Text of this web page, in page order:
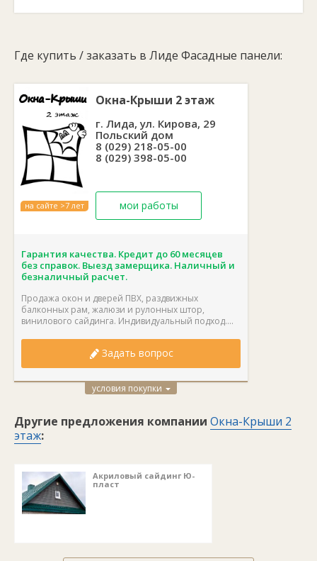
Где купить / заказать в Лиде Фасадные панели:
на сайте >7 лет
Окна-Крыши 2 этаж
г. Лида, ул. Кирова, 29
Польский дом
8 (029) 218-05-00
8 (029) 398-05-00
мои работы
Гарантия качества. Кредит до 60 месяцев
без справок. Выезд замерщика. Наличный и
безналичный расчет.
Продажа окон и дверей ПВХ, раздвижных
балконных рам, жалюзи и рулонных штор,
винилового сайдинга. Индивидуальный подход....
Задать вопрос
условия покупки
Другие предложения компании Окна-Крыши 2
этаж:
Акриловый сайдинг Ю-
пласт